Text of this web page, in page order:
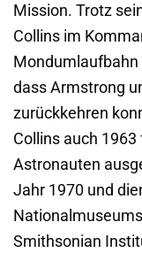
Mission. Trotz
Collins im
dass Armstrong
zurückkehren
Collins auch
Astronauten
Jahr 1970 und
Smithsonian